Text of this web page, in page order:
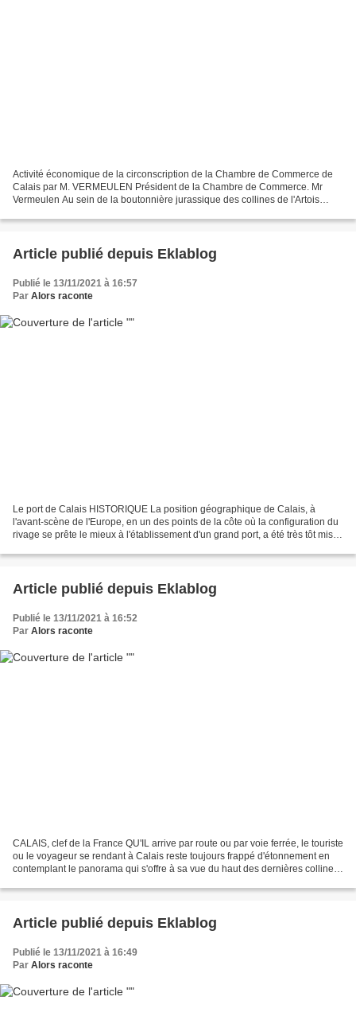
Activité économique de la circonscription de la Chambre de Commerce de
Calais par M. VERMEULEN Président de la Chambre de Commerce. Mr
Vermeulen Au sein de la boutonnière jurassique des collines de l'Artois
Article publié depuis Eklablog
Publié le 13/11/2021 à 16:57
Par Alors raconte
Le port de Calais HISTORIQUE La position géographique de Calais, à
l'avant-scène de l'Europe, en un des points de la côte où la configuration du
rivage se prête le mieux à l'établissement d'un grand port, a été très tôt mise
Article publié depuis Eklablog
Publié le 13/11/2021 à 16:52
Par Alors raconte
CALAIS, clef de la France QU'IL arrive par route ou par voie ferrée, le touriste
ou le voyageur se rendant à Calais reste toujours frappé d'étonnement en
contemplant le panorama qui s'offre à sa vue du haut des dernières collines
Article publié depuis Eklablog
Publié le 13/11/2021 à 16:49
Par Alors raconte